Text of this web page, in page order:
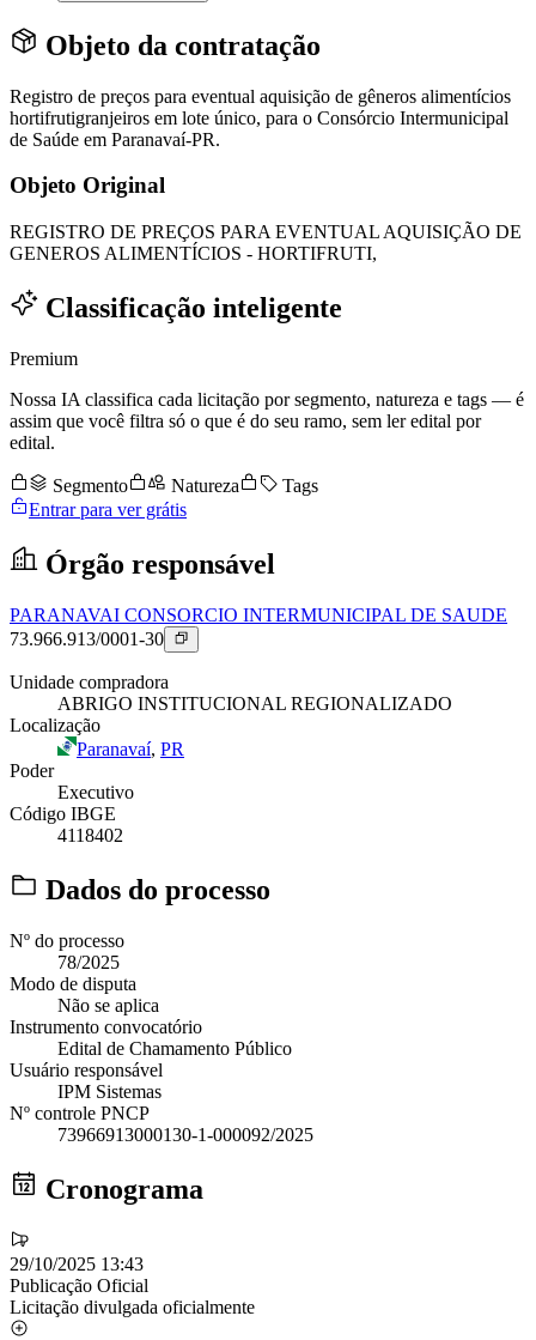
Objeto da contratação
Registro de preços para eventual aquisição de gêneros alimentícios
hortifrutigranjeiros em lote único, para o Consórcio Intermunicipal
de Saúde em Paranavaí-PR.
Objeto Original
REGISTRO DE PREÇOS PARA EVENTUAL AQUISIÇÃO DE
GENEROS ALIMENTÍCIOS - HORTIFRUTI,
Classificação inteligente
Premium
Nossa IA classifica cada licitação por segmento, natureza e tags — é
assim que você filtra só o que é do seu ramo, sem ler edital por
edital.
Segmento Natureza
Tags
Entrar para ver grátis
Órgão responsável
PARANAVAI CONSORCIO INTERMUNICIPAL DE SAUDE
73.966.913/0001-30
Unidade compradora
ABRIGO INSTITUCIONAL REGIONALIZADO
Localização
Paranavaí, PR
Poder
Executivo
Código IBGE
4118402
Dados do processo
Nº do processo
78/2025
Modo de disputa
Não se aplica
Instrumento convocatório
Edital de Chamamento Público
Usuário responsável
IPM Sistemas
Nº controle PNCP
73966913000130-1-000092/2025
Cronograma
29/10/2025 13:43
Publicação Oficial
Licitação divulgada oficialmente